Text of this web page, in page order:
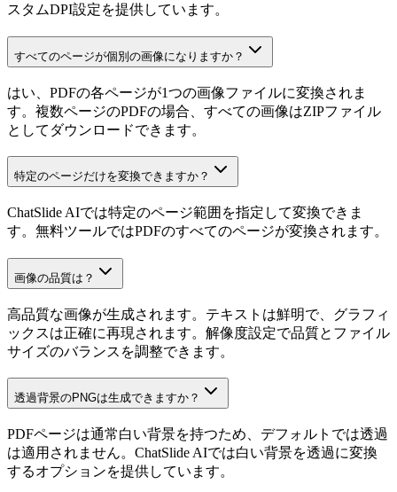
スタムDPI設定を提供しています。
すべてのページが個別の画像になりますか？
はい、PDFの各ページが1つの画像ファイルに変換されま
す。複数ページのPDFの場合、すべての画像はZIPファイル
としてダウンロードできます。
特定のページだけを変換できますか？
ChatSlide AIでは特定のページ範囲を指定して変換できま
す。無料ツールではPDFのすべてのページが変換されます。
画像の品質は？
高品質な画像が生成されます。テキストは鮮明で、グラフィ
ックスは正確に再現されます。解像度設定で品質とファイル
サイズのバランスを調整できます。
透過背景のPNGは生成できますか？
PDFページは通常白い背景を持つため、デフォルトでは透過
は適用されません。ChatSlide AIでは白い背景を透過に変換
するオプションを提供しています。